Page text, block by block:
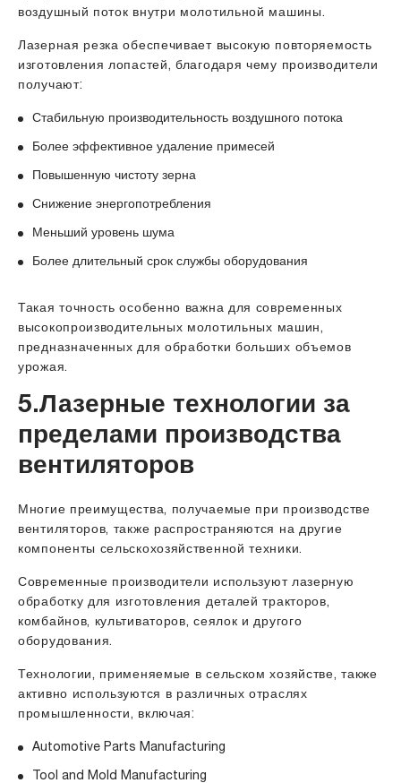
воздушный поток внутри молотильной машины.
Лазерная резка обеспечивает высокую повторяемость
изготовления лопастей, благодаря чему производители
получают:
Стабильную производительность воздушного потока
Более эффективное удаление примесей
Повышенную чистоту зерна
Снижение энергопотребления
Меньший уровень шума
Более длительный срок службы оборудования
Такая точность особенно важна для современных
высокопроизводительных молотильных машин,
предназначенных для обработки больших объемов
урожая.
5.Лазерные технологии за
пределами производства
вентиляторов
Многие преимущества, получаемые при производстве
вентиляторов, также распространяются на другие
компоненты сельскохозяйственной техники.
Современные производители используют лазерную
обработку для изготовления деталей тракторов,
комбайнов, культиваторов, сеялок и другого
оборудования.
Технологии, применяемые в сельском хозяйстве, также
активно используются в различных отраслях
промышленности, включая:
Automotive Parts Manufacturing
Tool and Mold Manufacturing